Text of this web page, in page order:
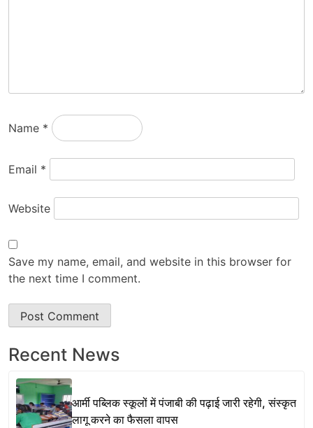
Name *
Email *
Website
Save my name, email, and website in this browser for
the next time I comment.
Recent News
आर्मी पब्लिक स्कूलों में पंजाबी की पढ़ाई जारी रहेगी, संस्कृत
लागू करने का फैसला वापस